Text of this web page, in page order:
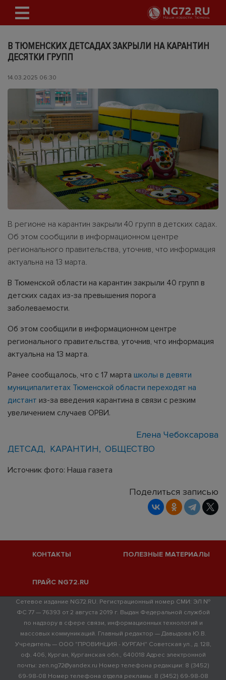
В ТЮМЕНСКИХ ДЕТСАДАХ ЗАКРЫЛИ НА КАРАНТИН
ДЕСЯТКИ ГРУПП
14.03.2025 06:30
В регионе на карантин закрыли 40 групп в детских садах.
Об этом сообщили в информационном центре
регионального правительства, уточнив, что информация
актуальна на 13 марта.
В Тюменской области на карантин закрыли 40 групп в
детских садах из-за превышения порога
заболеваемости.
Об этом сообщили в информационном центре
регионального правительства, уточнив, что информация
актуальна на 13 марта.
Ранее сообщалось, что с 17 марта школы в девяти
муниципалитетах Тюменской области переходят на
дистант из-за введения карантина в связи с резким
увеличением случаев ОРВИ.
Елена Чебоксарова
ДЕТСАД
КАРАНТИН ОБЩЕСТВО
Источник фото: Наша газета
Поделиться записью
КОНТАКТЫ ПОЛЕЗНЫЕ МАТЕРИАЛЫ
ПРАЙС NG72.RU
Сетевое издание NG72.RU. Регистрационный номер СМИ: ЭЛ №
ФС 77 — 76393 от 2 августа 2019 г. Выдан Федеральной службой
по надзору в сфере связи, информационных технологий и
массовых коммуникаций. Главный редактор — Давыдова Ю.В.
Учредитель — ООО "ПРОВИНЦИЯ - КУРГАН" Советская ул., д. 128,
оф. 406, Курган, Курганская обл., 640018 Адрес электронной
почты: zen.ng72@yandex.ru Номер телефона редакции: 8 (3452)
69-98-08 Номер телефона отдела рекламы: 8 (3452) 69-98-08